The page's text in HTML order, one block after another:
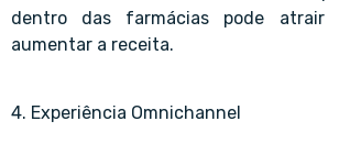
dentro das farmácias pode atrair
aumentar a receita.
4. Experiência Omnichannel